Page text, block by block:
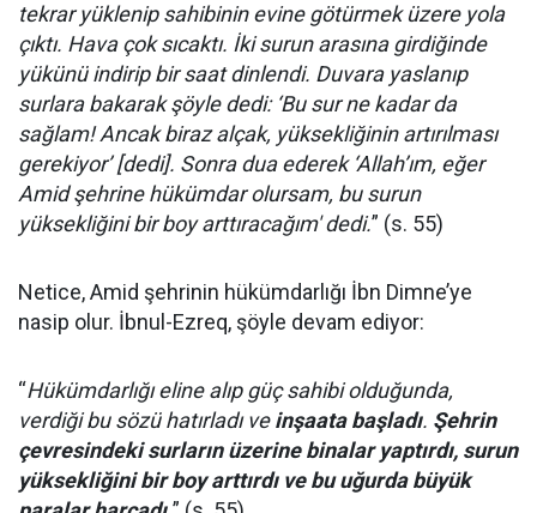
tekrar yüklenip sahibinin evine götürmek üzere yola
çıktı. Hava çok sıcaktı. İki surun arasına girdiğinde
yükünü indirip bir saat dinlendi. Duvara yaslanıp
surlara bakarak şöyle dedi: ‘Bu sur ne kadar da
sağlam! Ancak biraz alçak, yüksekliğinin artırılması
gerekiyor’ [dedi]. Sonra dua ederek ‘Allah’ım, eğer
Amid şehrine hükümdar olursam, bu surun
yüksekliğini bir boy arttıracağım' dedi.” (s. 55)
Netice, Amid şehrinin hükümdarlığı İbn Dimne’ye
nasip olur. İbnul-Ezreq, şöyle devam ediyor:
“Hükümdarlığı eline alıp güç sahibi olduğunda,
verdiği bu sözü hatırladı veinşaata başladı. Şehrin
çevresindeki surların üzerine binalar yaptırdı, surun
yüksekliğini bir boy arttırdı ve bu uğurda büyük